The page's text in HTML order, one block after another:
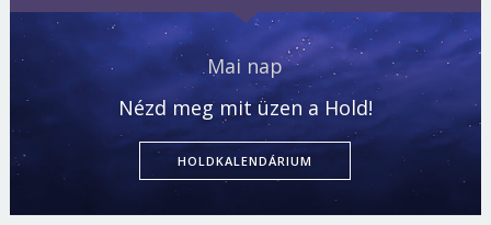
Mai nap
Nézd meg mit üzen a Hold!
HOLDKALENDÁRIUM